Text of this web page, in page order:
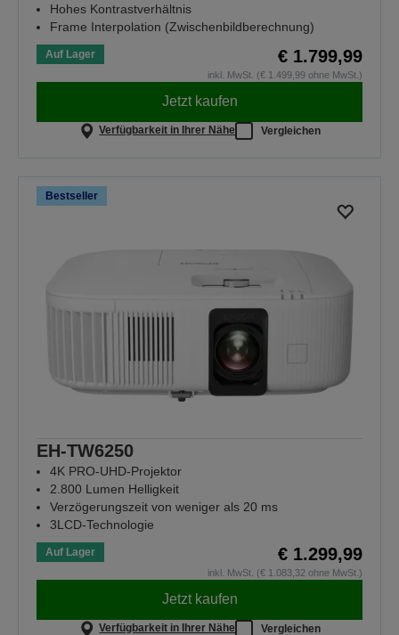
Hohes Kontrastverhältnis
Frame Interpolation (Zwischenbildberechnung)
Auf Lager € 1.799,99
inkl. MwSt. (€ 1.499,99 ohne MwSt.)
Jetzt kaufen
Verfügbarkeit in Ihrer Nähe Vergleichen
Bestseller
EH-TW6250
4K PRO-UHD-Projektor
2.800 Lumen Helligkeit
Verzögerungszeit von weniger als 20 ms
3LCD-Technologie
Auf Lager € 1.299,99
inkl. MwSt. (€ 1.083,32 ohne MwSt.)
Jetzt kaufen
Verfügbarkeit in Ihrer Nähe Vergleichen